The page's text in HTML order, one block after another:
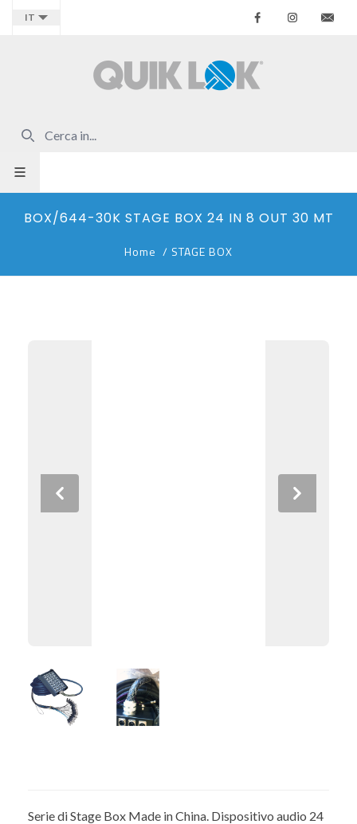
IT Facebook
BOX/644-30K STAGE BOX 24 IN 8 OUT 30 MT
Home / STAGE BOX
Previous Next
Serie di Stage Box Made in China. Dispositivo audio 24